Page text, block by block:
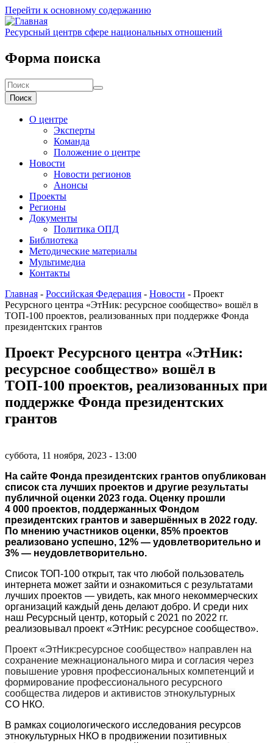
Перейти к основному содержанию
Ресурсный центрв сфере национальных отношений
Форма поиска
Поиск
О центре
Эксперты
Команда
Положение о центре
Новости
Новости регионов
Анонсы
Проекты
Регионы
Документы
Политика ОПД
Библиотека
Методические материалы
Мультимедиа
Контакты
Главная - Российская Федерация - Новости - Проект
Ресурсного центра «ЭтНик: ресурсное сообщество» вошёл в
ТОП-100 проектов, реализованных при поддержке Фонда
президентских грантов
Проект Ресурсного центра «ЭтНик:
ресурсное сообщество» вошёл в
ТОП-100 проектов, реализованных при
поддержке Фонда президентских
грантов
суббота, 11 ноября, 2023 - 13:00
На сайте Фонда президентских грантов опубликован
список ста лучших проектов и другие результаты
публичной оценки 2023 года. Оценку прошли
4 000 проектов, поддержанных Фондом
президентских грантов и завершённых в 2022 году.
По мнению участников оценки, 85% проектов
реализовано успешно, 12% ― удовлетворительно и
3% ― неудовлетворительно.
Список ТОП-100 открыт, так что любой пользователь
интернета может зайти и ознакомиться с результатами
лучших проектов ― увидеть, как много некоммерческих
организаций каждый день делают добро. И среди них
наш Ресурсный центр, который с 2021 по 2022 гг.
реализовывал проект «ЭтНик: ресурсное сообщество».
Проект «ЭтНик:ресурсное сообщество» направлен на
сохранение межнационального мира и согласия через
повышение уровня профессиональных компетенций и
формирование профессионального ресурсного
сообщества лидеров и активистов этнокультурных
СО НКО.
В рамках социологического исследования ресурсов
этнокультурных НКО в продвижении позитивных